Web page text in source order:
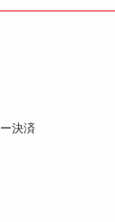
決済